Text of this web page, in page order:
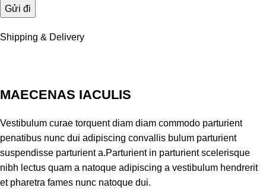
Shipping & Delivery
MAECENAS IACULIS
Vestibulum curae torquent diam diam commodo parturient
penatibus nunc dui adipiscing convallis bulum parturient
suspendisse parturient a.Parturient in parturient scelerisque
nibh lectus quam a natoque adipiscing a vestibulum hendrerit
et pharetra fames nunc natoque dui.